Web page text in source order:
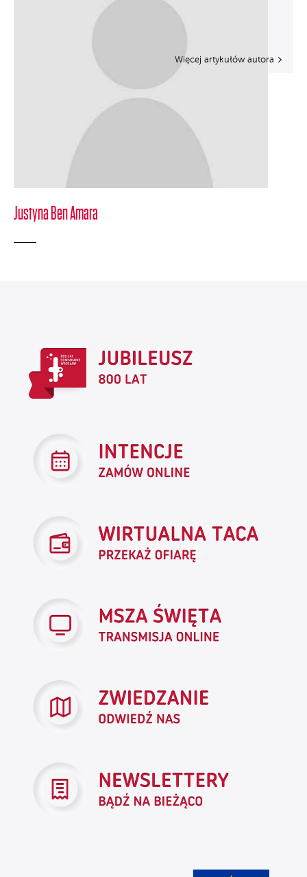
Justyna Ben Amara
Więcej artykułów autora